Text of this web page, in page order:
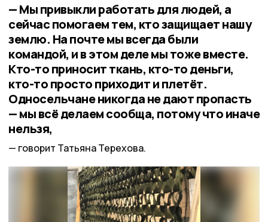
— Мы привыкли работать для людей, а
сейчас помогаем тем, кто защищает нашу
землю. На почте мы всегда были
командой, и в этом деле мы тоже вместе.
Кто-то приносит ткань, кто-то деньги,
кто-то просто приходит и плетёт.
Односельчане никогда не дают пропасть
— мы всё делаем сообща, потому что иначе
нельзя,
говорит Татьяна Терехова.